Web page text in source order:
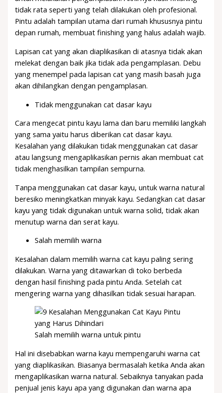
tidak rata seperti yang telah dilakukan oleh profesional.
Pintu adalah tampilan utama dari rumah khususnya pintu
depan rumah, membuat finishing yang halus adalah wajib.
Lapisan cat yang akan diaplikasikan di atasnya tidak akan
melekat dengan baik jika tidak ada pengamplasan. Debu
yang menempel pada lapisan cat yang masih basah juga
akan dihilangkan dengan pengamplasan.
Tidak menggunakan cat dasar kayu
Cara mengecat pintu kayu lama dan baru memiliki langkah
yang sama yaitu harus diberikan cat dasar kayu.
Kesalahan yang dilakukan tidak menggunakan cat dasar
atau langsung mengaplikasikan pernis akan membuat cat
tidak menghasilkan tampilan sempurna.
Tanpa menggunakan cat dasar kayu, untuk warna natural
beresiko meningkatkan minyak kayu. Sedangkan cat dasar
kayu yang tidak digunakan untuk warna solid, tidak akan
menutup warna dan serat kayu.
Salah memilih warna
Kesalahan dalam memilih warna cat kayu paling sering
dilakukan. Warna yang ditawarkan di toko berbeda
dengan hasil finishing pada pintu Anda. Setelah cat
mengering warna yang dihasilkan tidak sesuai harapan.
Salah memilih warna untuk pintu
Hal ini disebabkan warna kayu mempengaruhi warna cat
yang diaplikasikan. Biasanya bermasalah ketika Anda akan
mengaplikasikan warna natural. Sebaiknya tanyakan pada
penjual jenis kayu apa yang digunakan dan warna apa